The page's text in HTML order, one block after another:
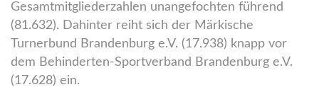
Gesamtmitgliederzahlen unangefochten führend
(81.632). Dahinter reiht sich der Märkische
Turnerbund Brandenburg e.V. (17.938) knapp vor
dem Behinderten-Sportverband Brandenburg e.V.
(17.628) ein.